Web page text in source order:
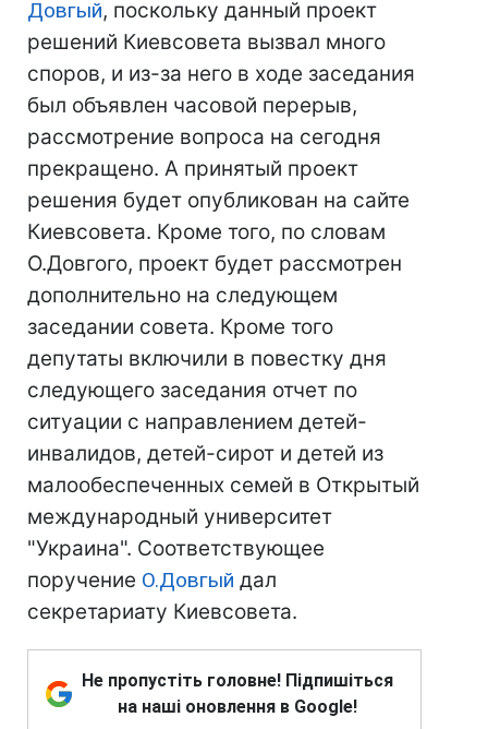
Довгый, поскольку данный проект
решений Киевсовета вызвал много
споров, и из-за него в ходе заседания
был объявлен часовой перерыв,
рассмотрение вопроса на сегодня
прекращено. А принятый проект
решения будет опубликован на сайте
Киевсовета. Кроме того, по словам
О.Довгого, проект будет рассмотрен
дополнительно на следующем
заседании совета. Кроме того
депутаты включили в повестку дня
следующего заседания отчет по
ситуации с направлением детей-
инвалидов, детей-сирот и детей из
малообеспеченных семей в Открытый
международный университет
"Украина". Соответствующее
поручение О.Довгый дал
секретариату Киевсовета.
Не пропустіть головне! Підпишіться
на наші оновлення в Google!